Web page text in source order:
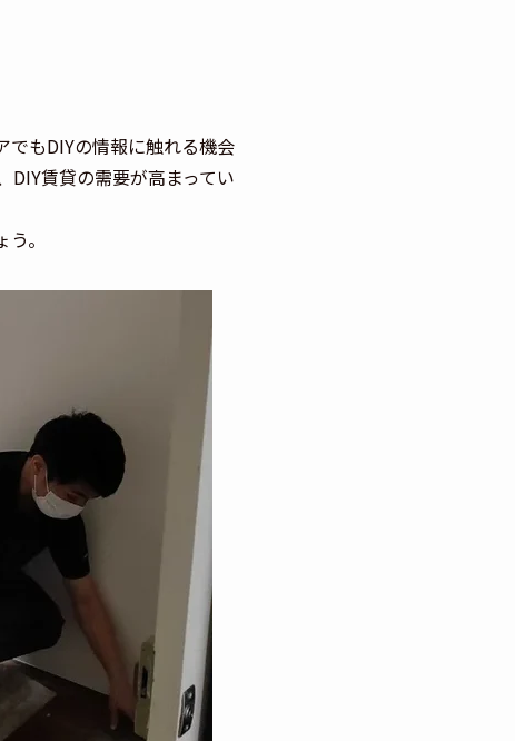
でもDIYの情報に触れる機会
賃貸の需要が高まってい
。